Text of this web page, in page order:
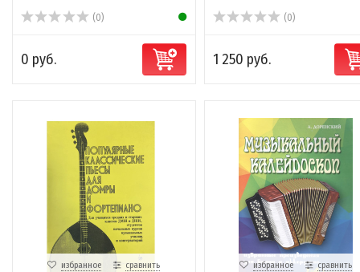
(0)
0 руб.
(0)
1 250 руб.
избранное сравнить избранное сравнить